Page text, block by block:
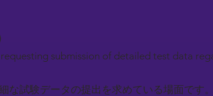
submission of detailed test data
試験データの提出を求めている場面です。